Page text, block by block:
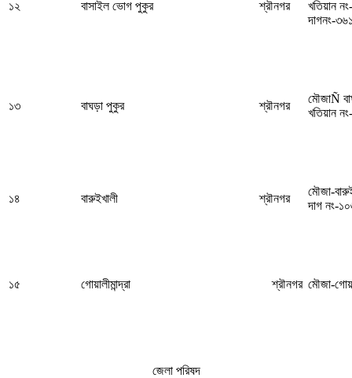
১২ বাসাইল ভোগ পুকুর শ্রৗনগর
খতিয়ান
দাগনং-
১৩ বাঘড়া পুকুর শ্রৗনগর
মৌজাÑ
খতিয়ান
১৪ বারুইখালী শ্রৗনগর
মৌজা-
দাগ নং-
১৫ গোয়ালীমান্দ্রা শ্রৗনগর মৌজা-
জেলা পরিষদ